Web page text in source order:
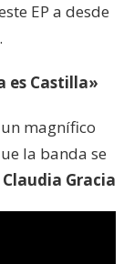
EP a desde
es Castilla»
magnífico
la banda se
Claudia Gracia